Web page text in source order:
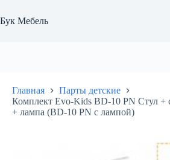
к
сути
Бук Мебель
Главная
Парты детские
Комплект Evo-Kids BD-10 PN Стул +
+ лампа (BD-10 PN с лампой)